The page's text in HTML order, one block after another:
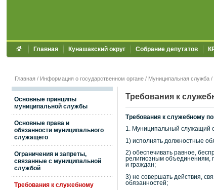
Главная Кунашакский округ Собрание депутатов
Главная / Информация о государственном органе / Муниципальная служба /
Основные принципы
муниципальной службы
Основные права и
обязанности муниципального
служащего
Ограничения и запреты,
связанные с муниципальной
службой
Требования к служебному
Требования к
Требования к служебному
1. Муниципальный служащий
1) исполнять должностные
2) обеспечивать равное,
религиозным объединениям,
и граждан;
3) не совершать действия,
обязанностей;